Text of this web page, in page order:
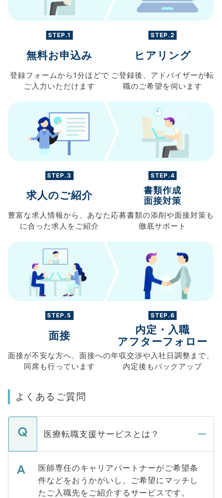
STEP.1
無料お申込み
登録フォームから 1分ほどで
ご入力 いただけます
STEP.2
ヒアリング
ご登録後、 アドバイザーが転
職のご希望を伺います
STEP.3
求人のご紹介
豊富な求人情報から、 あなた
に合った求人を ご紹介
STEP.4
書類作成
面接対策
応募書類の添削や面接対策も
徹底サポート
STEP.5
面接
面接が不安な方へ、 面接への
同席も行っています
STEP.6
内定・入職
アフターフォロー
年収交渉や入社日調整まで、
内定後もバックアップ
よくあるご質問
医療転職支援サービスとは？
医師専任のキャリアパートナーがご希望条
件などをおうかがいし、ご希望にマッチし
たご入職先をご紹介するサービスです。